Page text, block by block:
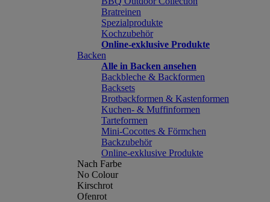
Bratreinen
Spezialprodukte
Kochzubehör
Online-exklusive Produkte
Backen
Alle in Backen ansehen
Backbleche & Backformen
Backsets
Brotbackformen & Kastenformen
Kuchen- & Muffinformen
Tarteformen
Mini-Cocottes & Förmchen
Backzubehör
Online-exklusive Produkte
Nach Farbe
No Colour
Kirschrot
Ofenrot